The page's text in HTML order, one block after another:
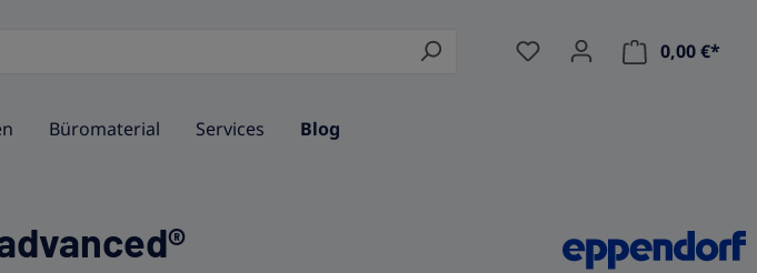
0,00 €*
Büromaterial Services Blog